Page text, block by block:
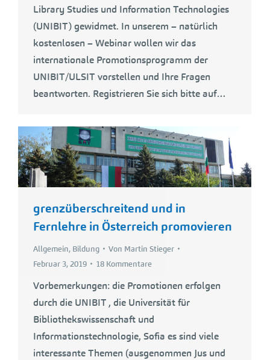
Library Studies und Information Technologies
(UNIBIT) gewidmet. In unserem – natürlich
kostenlosen – Webinar wollen wir das
internationale Promotionsprogramm der
UNIBIT/ULSIT vorstellen und Ihre Fragen
beantworten. Registrieren Sie sich bitte auf…
grenzüberschreitend und in
Fernlehre in Österreich promovieren
Allgemein, Bildung Von Martin Stieger
Februar 3, 2019
18 Kommentare
Vorbemerkungen: die Promotionen erfolgen
durch die UNIBIT , die Universität für
Bibliothekswissenschaft und
Informationstechnologie, Sofia es sind viele
interessante Themen (ausgenommen Jus und